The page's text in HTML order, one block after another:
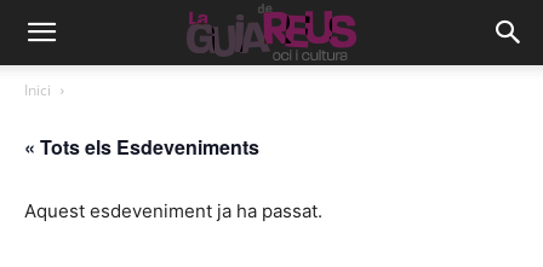
Inici
« Tots els Esdeveniments
Aquest esdeveniment ja ha passat.